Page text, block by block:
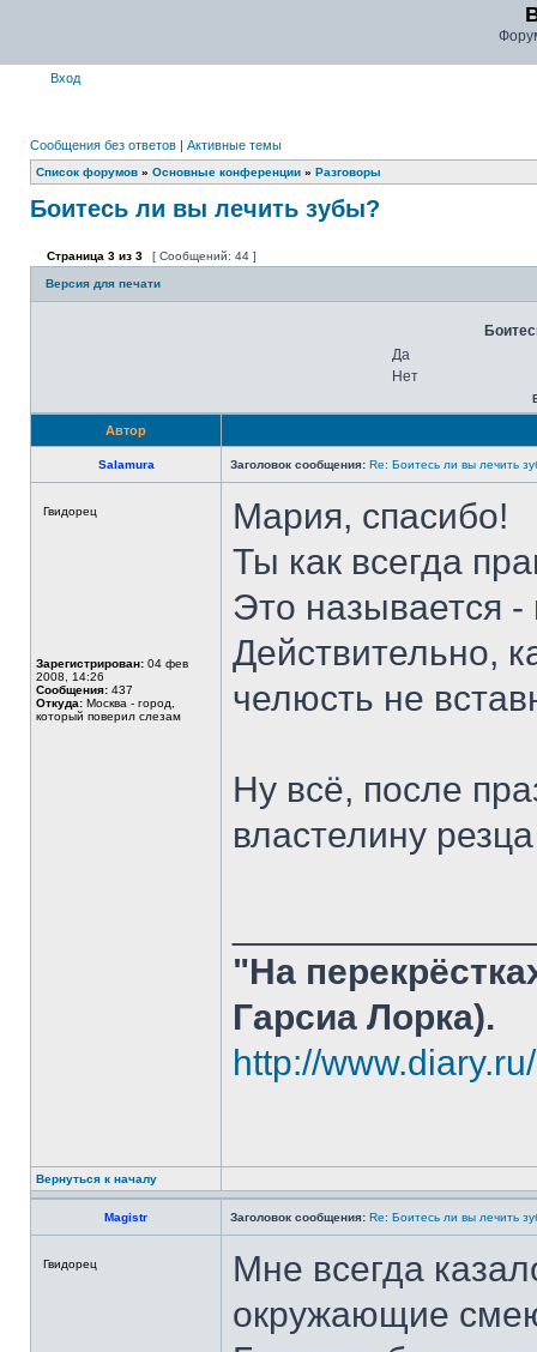
Вход
Сообщения без ответов | Активные темы
Список форумов » Основные конференции » Разговоры
Боитесь ли вы лечить зубы?
Страница 3 из 3 [ Сообщений: 44 ]
Версия для печати
Да
Нет
Автор
Salamura Заголовок сообщения: Re: Боитесь ли вы лечить
Гвидорец
Зарегистрирован: 04 фев
2008, 14:26
Сообщения: 437
Откуда: Москва - город,
который поверил слезам
Мария, спасибо!
Ты как всегда
Это называется
Действительно,
челюсть не
Ну всё, после
властелину
"На
Гарсиа Лорка).
http://
Вернуться к началу
Magistr Заголовок сообщения: Re: Боитесь ли вы лечить
Гвидорец
Мне всегда
окружающие